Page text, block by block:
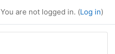
You are not logged in. (Log in)